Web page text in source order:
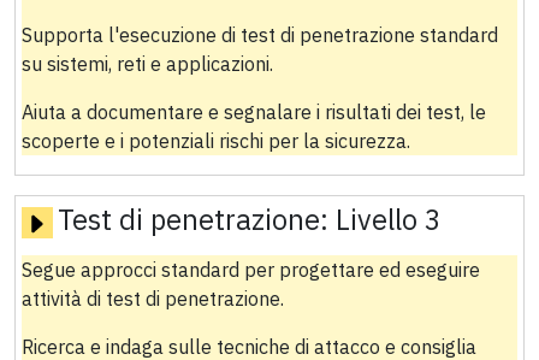
Supporta l'esecuzione di test di penetrazione standard
su sistemi, reti e applicazioni.
Aiuta a documentare e segnalare i risultati dei test, le
scoperte e i potenziali rischi per la sicurezza.
Test di penetrazione: Livello 3
Segue approcci standard per progettare ed eseguire
attività di test di penetrazione.
Ricerca e indaga sulle tecniche di attacco e consiglia